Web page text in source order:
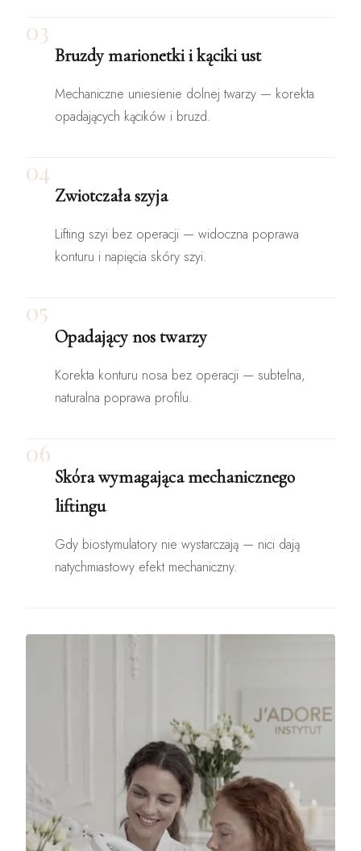
03
Bruzdy marionetki i kąciki ust
Mechaniczne uniesienie dolnej twarzy — korekta
opadających kącików i bruzd.
04
Zwiotczała szyja
Lifting szyi bez operacji — widoczna poprawa
konturu i napięcia skóry szyi.
05
Opadający nos twarzy
Korekta konturu nosa bez operacji — subtelna,
naturalna poprawa profilu.
06
Skóra wymagająca mechanicznego
liftingu
Gdy biostymulatory nie wystarczają — nici dają
natychmiastowy efekt mechaniczny.